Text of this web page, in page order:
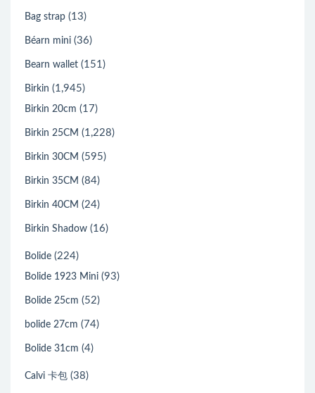
Bag strap (13)
Béarn mini (36)
Bearn wallet (151)
Birkin (1,945)
Birkin 20cm (17)
Birkin 25CM (1,228)
Birkin 30CM (595)
Birkin 35CM (84)
Birkin 40CM (24)
Birkin Shadow (16)
Bolide (224)
Bolide 1923 Mini (93)
Bolide 25cm (52)
bolide 27cm (74)
Bolide 31cm (4)
Calvi 卡包 (38)